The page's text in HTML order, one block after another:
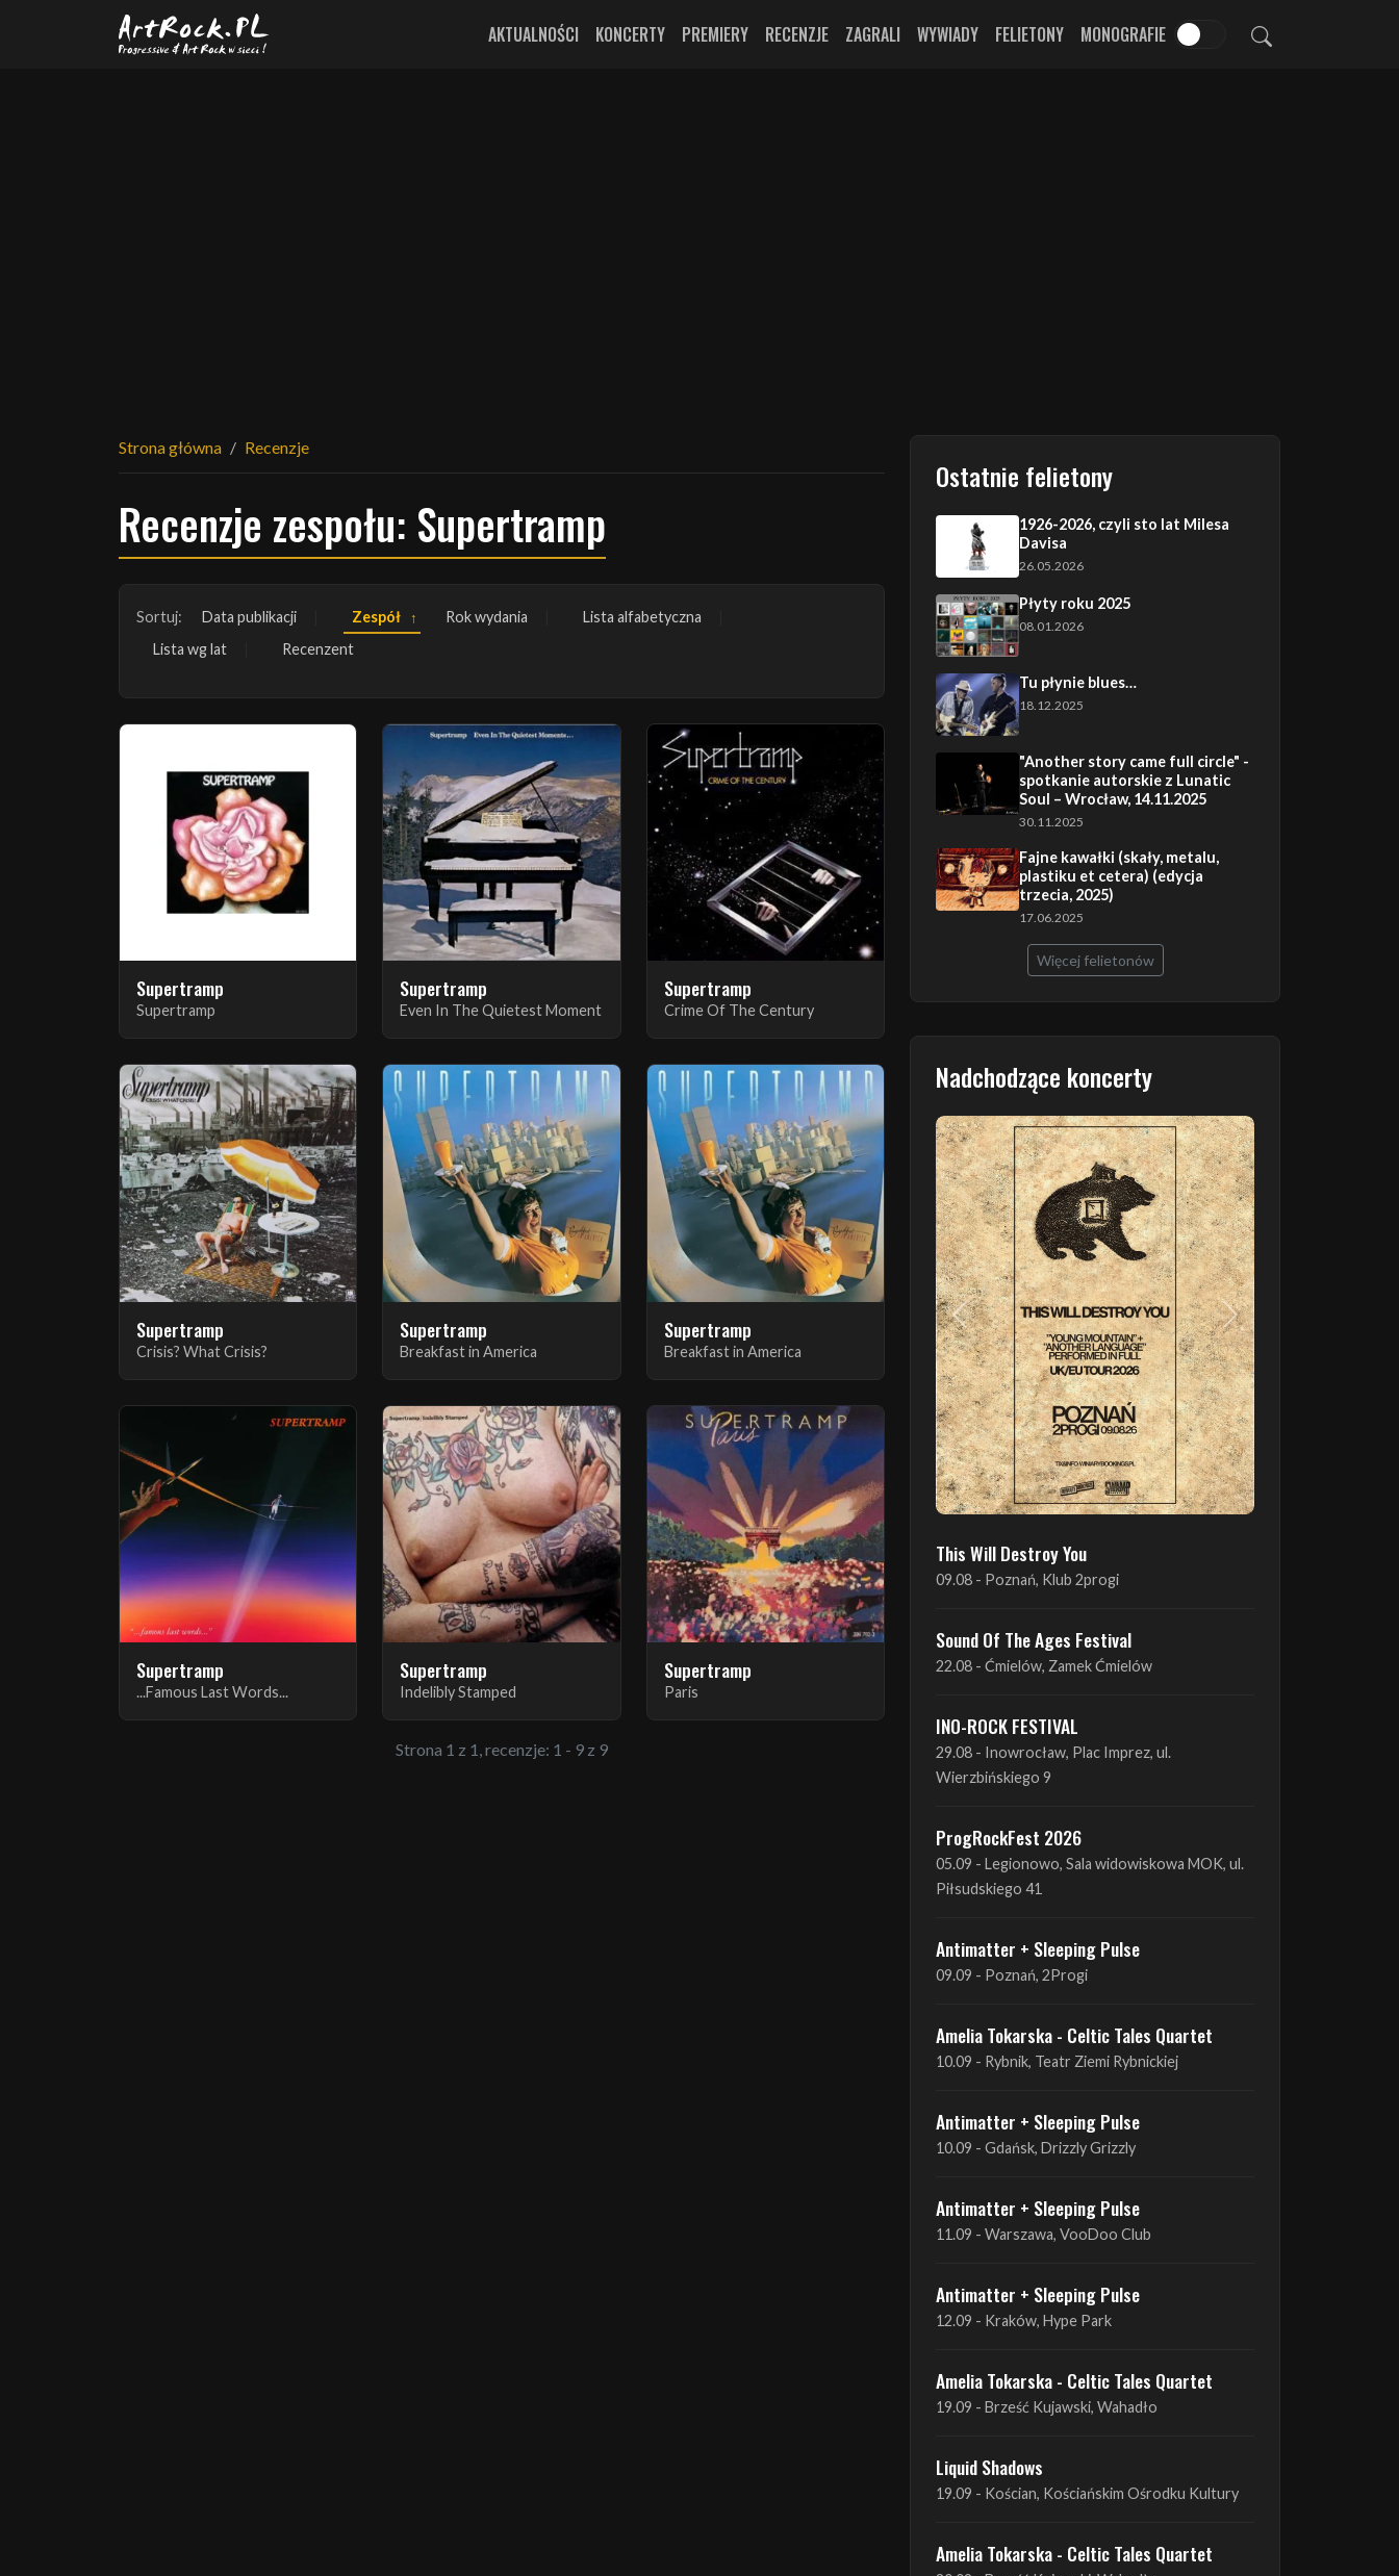
Przejdź do treści głównej
AKTUALNOŚCI KONCERTY PREMIERY RECENZJE ZAGRALI WYWIADY FELIETONY MONOGRAFIE
Strona główna Recenzje
Recenzje zespołu: Supertramp
Sortuj: Data publikacji Zespół Rok wydania
Lista alfabetyczna
Lista wg lat
Recenzent
Supertramp
Supertramp
Supertramp
Even In The Quietest Moment
Supertramp
Crime Of The Century
Supertramp
Crisis? What Crisis?
Supertramp
Breakfast in America
Supertramp
Breakfast in America
Supertramp
...Famous Last Words...
Supertramp
Indelibly Stamped
Supertramp
Paris
Strona 1 z 1, recenzje: 1 - 9 z 9
Ostatnie felietony
1926-2026, czyli sto lat Milesa
Davisa
26.05.2026
Płyty roku 2025
08.01.2026
Tu płynie blues…
18.12.2025
"Another story came full circle" -
spotkanie autorskie z Lunatic
Soul – Wrocław, 14.11.2025
30.11.2025
Fajne kawałki (skały, metalu,
plastiku et cetera) (edycja
trzecia, 2025)
17.06.2025
Więcej felietonów
Nadchodzące koncerty
Poprzedni Następny
This Will Destroy You
09.08 - Poznań, Klub 2progi
Sound Of The Ages Festival
22.08 - Ćmielów, Zamek Ćmielów
INO-ROCK FESTIVAL
29.08 - Inowrocław, Plac Imprez, ul.
ProgRockFest 2026
05.09 - Legionowo, Sala widowiskowa MOK, ul.
Antimatter + Sleeping Pulse
09.09 - Poznań, 2Progi
Amelia Tokarska - Celtic Tales Quartet
10.09 - Rybnik, Teatr Ziemi Rybnickiej
Antimatter + Sleeping Pulse
10.09 - Gdańsk, Drizzly Grizzly
Antimatter + Sleeping Pulse
11.09 - Warszawa, VooDoo Club
Antimatter + Sleeping Pulse
12.09 - Kraków, Hype Park
Amelia Tokarska - Celtic Tales Quartet
19.09 - Brześć Kujawski, Wahadło
Liquid Shadows
19.09 - Kościan, Kościańskim Ośrodku Kultury
Amelia Tokarska - Celtic Tales Quartet
20.09 - Brześć Kujawski, Wahadło
Red Sand